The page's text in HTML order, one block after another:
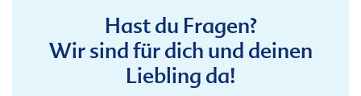
Hast du Fragen?
Wir sind für dich und deinen
Liebling da!